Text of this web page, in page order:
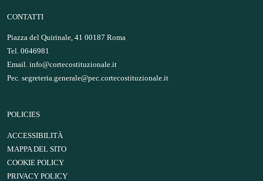
CONTATTI
Piazza del Quirinale, 41 00187 Roma
Tel. 0646981
Email. info@cortecostituzionale.it
Pec. segreteria.generale@pec.cortecostituzionale.it
POLICIES
ACCESSIBILITÀ
MAPPA DEL SITO
COOKIE POLICY
PRIVACY POLICY